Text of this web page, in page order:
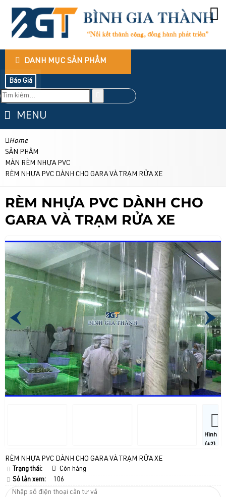
DANH MỤC SẢN PHẨM
Báo Giá
MENU
Home
SẢN PHẨM
MÀN RÈM NHỰA PVC
RÈM NHỰA PVC DÀNH CHO GARA VÀ TRẠM RỬA XE
RÈM NHỰA PVC DÀNH CHO
GARA VÀ TRẠM RỬA XE
Hình
(+2)
RÈM NHỰA PVC DÀNH CHO GARA VÀ TRẠM RỬA XE
Trạng thái:
Còn hàng
Số lần xem:
106